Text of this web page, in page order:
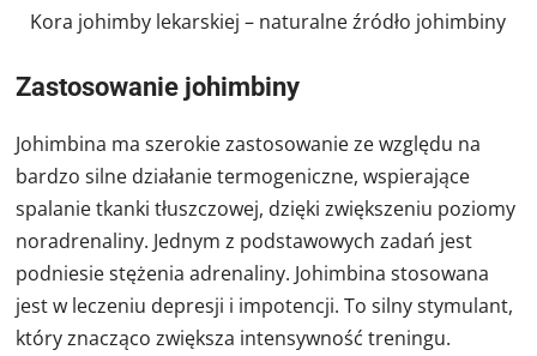
Kora johimby lekarskiej – naturalne źródło johimbiny
Zastosowanie johimbiny
Johimbina ma szerokie zastosowanieze względu na
bardzo silne działanie termogeniczne, wspierające
spalanie tkanki tłuszczowej, dzięki zwiększeniu poziomy
noradrenaliny. Jednym z podstawowych zadań jest
podniesie stężenia adrenaliny. Johimbina stosowana
jest w leczeniu depresji i impotencji. To silny stymulant,
który znacząco zwiększa intensywność treningu.